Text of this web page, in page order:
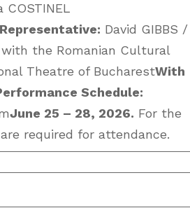
COSTINEL
David GIBBS /
the Romanian Cultural
Theatre of BucharestWith
Schedule:
June 25 – 28, 2026. For the
required for attendance.